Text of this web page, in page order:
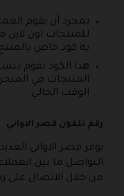
بمجرد أن يقوم
للمنتجات اون لاين
به كود خاص
هذا الكود تقوم
المنتجات في
الوقت الحالي .
رقم تلفون قصر الاواني
يوفر قصر الاواني
التواصل ما بين
من خلال الاتصال على رقم